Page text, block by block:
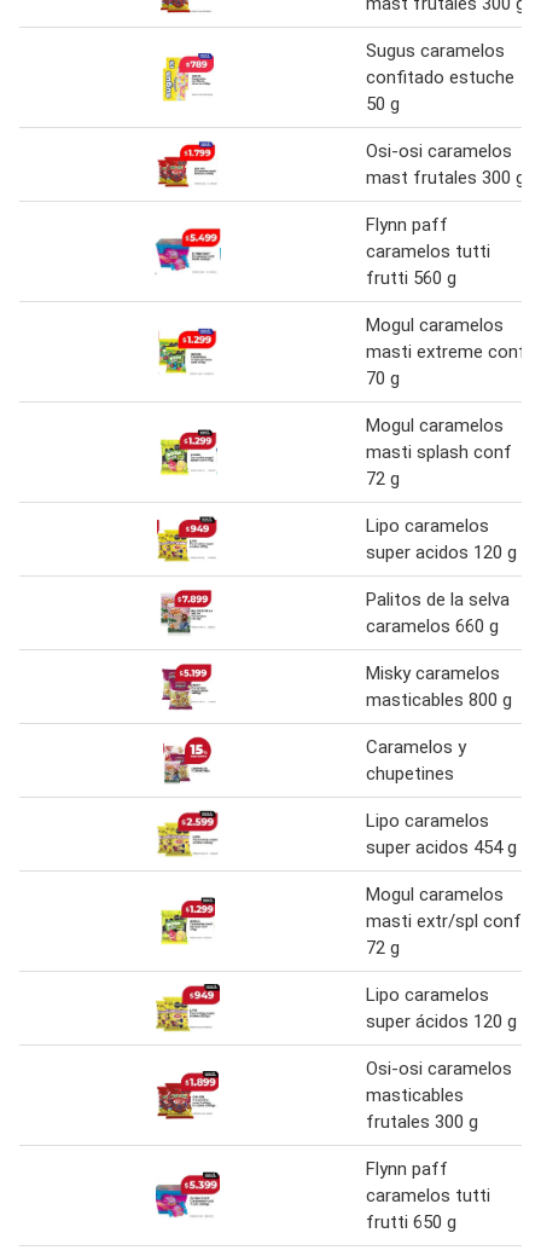
Sugus caramelos
confitado estuche
50 g
Osi-osi caramelos
mast frutales 300 g
Flynn paff
caramelos tutti
frutti 560 g
Mogul caramelos
masti extreme conf
70 g
Mogul caramelos
masti splash conf
72 g
Lipo caramelos
super acidos 120 g
Palitos de la selva
caramelos 660 g
Misky caramelos
masticables 800 g
Caramelos y
chupetines
Lipo caramelos
super acidos 454 g
Mogul caramelos
masti extr/spl conf
72 g
Lipo caramelos
super ácidos 120 g
Osi-osi caramelos
masticables
frutales 300 g
Flynn paff
caramelos tutti
frutti 650 g